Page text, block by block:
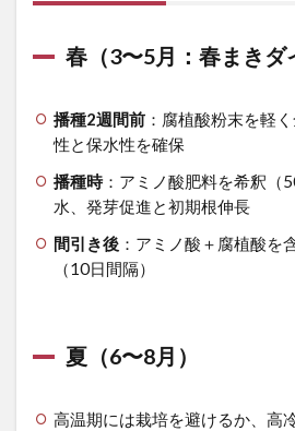
冬
（12〜
3
3.
ホウ
レン
ソ
ウ：
速成
作物
ポー
3.1
春（3〜5月：春まきダ
播種2週間前：腐植酸粉末を軽
性と保水性を確保
播種時：アミノ酸肥料を希釈（
水、発芽促進と初期根伸長
間引き後：アミノ酸＋腐植酸を
（10日間隔）
夏（6〜8月）
高温期には栽培を避けるか、高